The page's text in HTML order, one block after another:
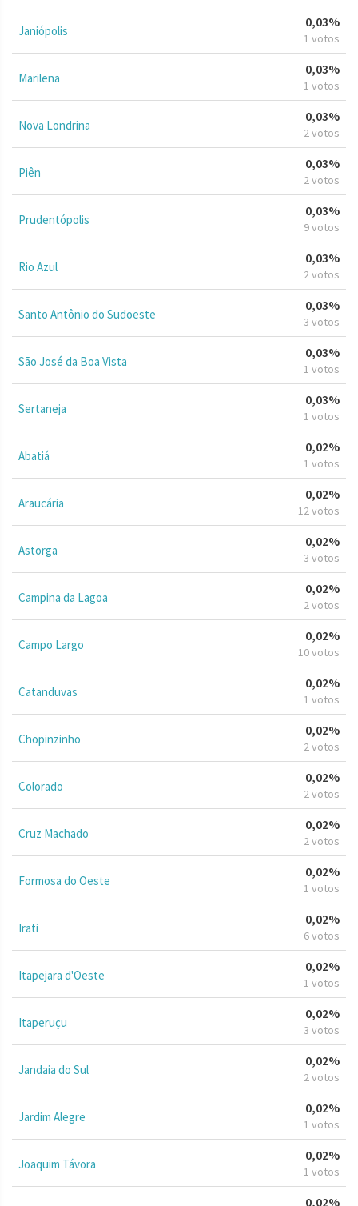
Janiópolis
0,03%
1 votos
Marilena
0,03%
1 votos
Nova Londrina
0,03%
2 votos
Piên
0,03%
2 votos
Prudentópolis
0,03%
9 votos
Rio Azul
0,03%
2 votos
Santo Antônio do Sudoeste
0,03%
3 votos
São José da Boa Vista
0,03%
1 votos
Sertaneja
0,03%
1 votos
Abatiá
0,02%
1 votos
Araucária
0,02%
12 votos
Astorga
0,02%
3 votos
Campina da Lagoa
0,02%
2 votos
Campo Largo
0,02%
10 votos
Catanduvas
0,02%
1 votos
Chopinzinho
0,02%
2 votos
Colorado
0,02%
2 votos
Cruz Machado
0,02%
2 votos
Formosa do Oeste
0,02%
1 votos
Irati
0,02%
6 votos
Itapejara d'Oeste
0,02%
1 votos
Itaperuçu
0,02%
3 votos
Jandaia do Sul
0,02%
2 votos
Jardim Alegre
0,02%
1 votos
Joaquim Távora
0,02%
1 votos
0,02%